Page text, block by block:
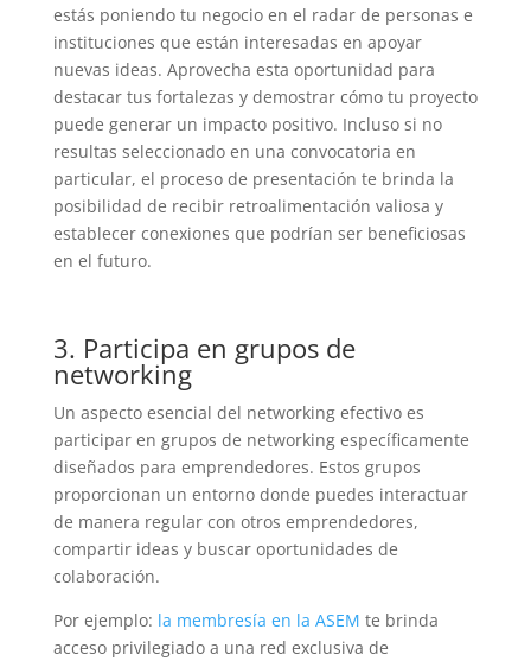
estás poniendo tu negocio en el radar de personas e
instituciones que están interesadas en apoyar
nuevas ideas. Aprovecha esta oportunidad para
destacar tus fortalezas y demostrar cómo tu proyecto
puede generar un impacto positivo. Incluso si no
resultas seleccionado en una convocatoria en
particular, el proceso de presentación te brinda la
posibilidad de recibir retroalimentación valiosa y
establecer conexiones que podrían ser beneficiosas
en el futuro.
3. Participa en grupos de
networking
Un aspecto esencial del networking efectivo es
participar en grupos de networking específicamente
diseñados para emprendedores. Estos grupos
proporcionan un entorno donde puedes interactuar
de manera regular con otros emprendedores,
compartir ideas y buscar oportunidades de
colaboración.
Por ejemplo: la membresía en la ASEM te brinda
acceso privilegiado a una red exclusiva de